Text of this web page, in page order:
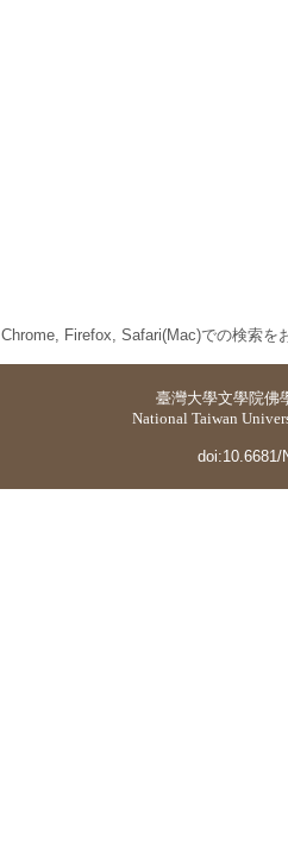
Chrome, Firefox, Safari(Mac)での検索を
臺灣大學文學院佛
National Taiwan
doi:10.6681/